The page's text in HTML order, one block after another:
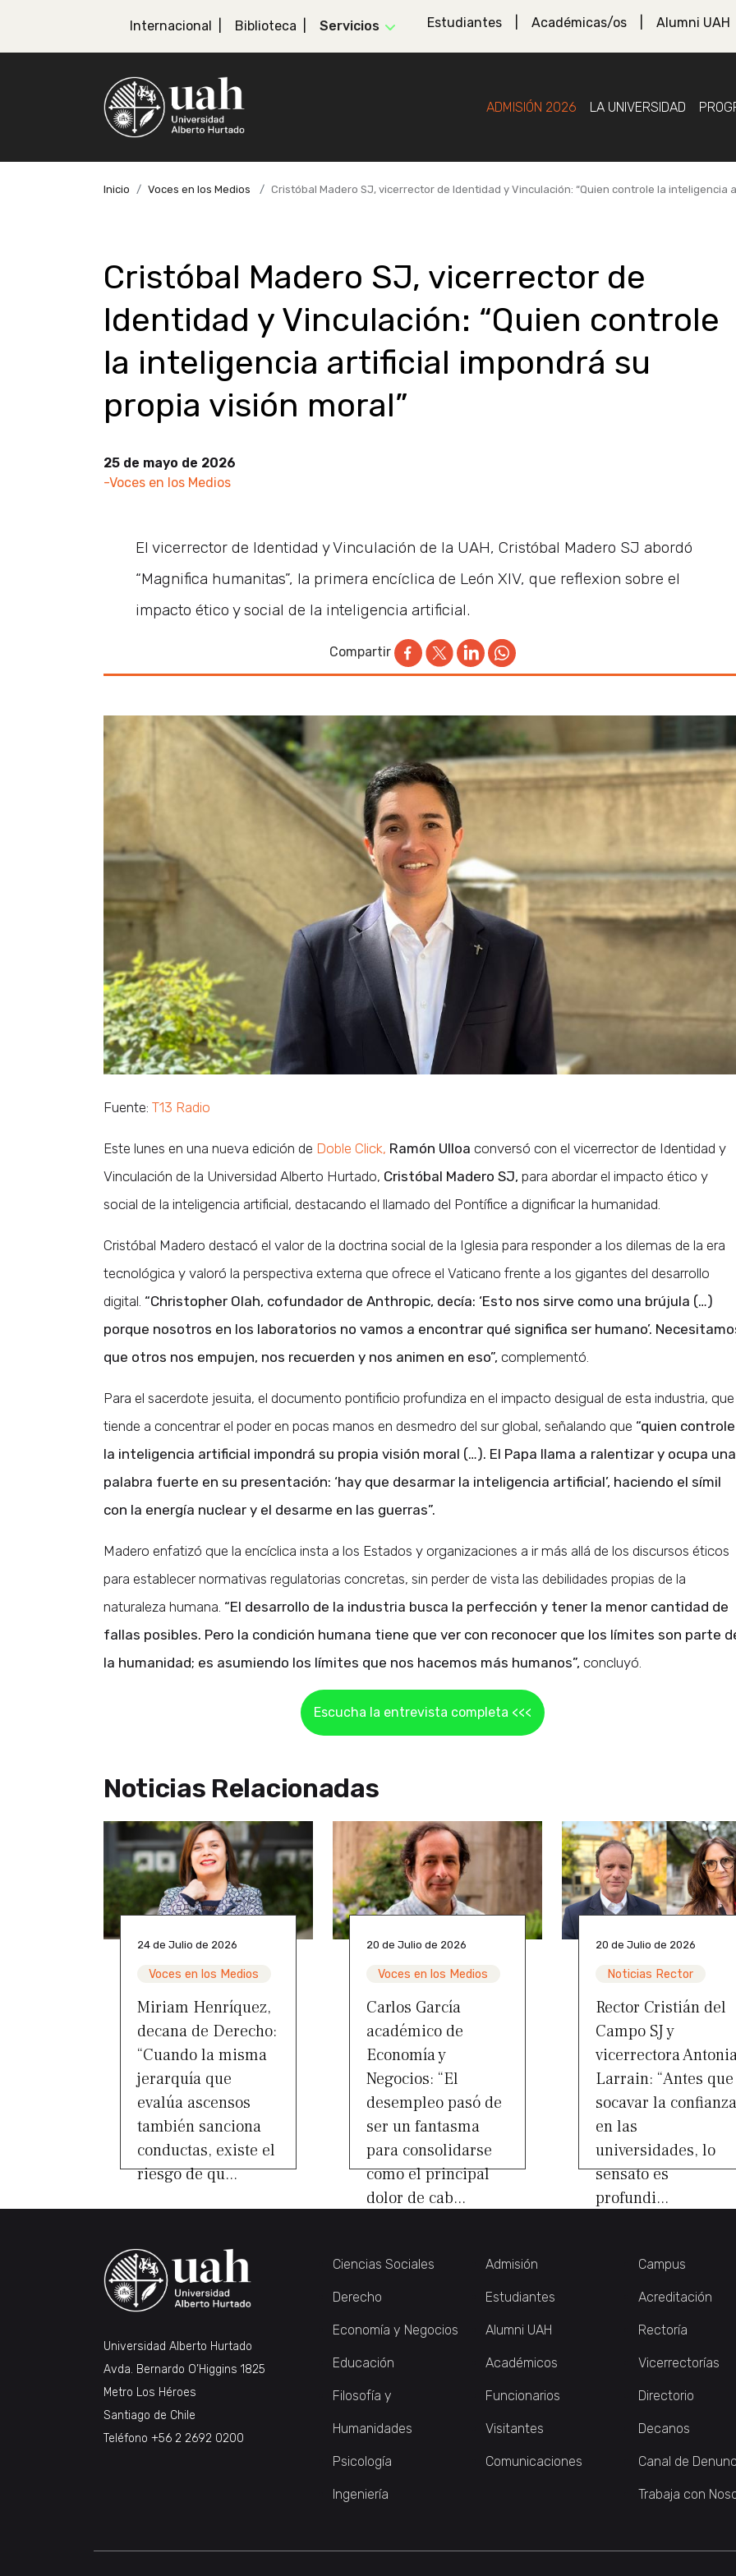
Internacional Biblioteca Servicios Estudiantes Académicas/os Alumni UAH
ADMISIÓN 2026 LA UNIVERSIDAD
Inicio Voces en los Medios Cristóbal Madero SJ, vicerrector de Identidad y Vinculación: “Quien controle la inteligencia
Cristóbal Madero SJ, vicerrector de
Identidad y Vinculación: “Quien controle
la inteligencia artificial impondrá su
propia visión moral”
25 de mayo de 2026
-Voces en los Medios
El vicerrector de Identidad y Vinculación de la UAH, Cristóbal Madero SJ abordó
“Magnifica humanitas”, la primera encíclica de León XIV, que reflexion sobre el
impacto ético y social de la inteligencia artificial.
Compartir
Fuente: T13 Radio
Este lunes en una nueva edición de Doble Click, Ramón Ulloa conversó con el vicerrector de Identidad y
Vinculación de la Universidad Alberto Hurtado, Cristóbal Madero SJ, para abordar el impacto ético y
social de la inteligencia artificial, destacando el llamado del Pontífice a dignificar la humanidad.
Cristóbal Madero destacó el valor de la doctrina social de la Iglesia para responder a los dilemas de la era
tecnológica y valoró la perspectiva externa que ofrece el Vaticano frente a los gigantes del desarrollo
digital. “Christopher Olah, cofundador de Anthropic, decía: ‘Esto nos sirve como una brújula (…)
porque nosotros en los laboratorios no vamos a encontrar qué significa ser humano’.
que otros nos empujen, nos recuerden y nos animen en eso”, complementó.
Para el sacerdote jesuita, el documento pontificio profundiza en el impacto desigual de esta industria, que
tiende a concentrar el poder en pocas manos en desmedro del sur global, señalando que “quien controle
la inteligencia artificial impondrá su propia visión moral (…). El Papa llama a ralentizar y ocupa una
palabra fuerte en su presentación: ‘hay que desarmar la inteligencia artificial’, haciendo el símil
con la energía nuclear y el desarme en las guerras”.
Madero enfatizó que la encíclica insta a los Estados y organizaciones a ir más allá de los discursos éticos
para establecer normativas regulatorias concretas, sin perder de vista las debilidades propias de la
naturaleza humana. “El desarrollo de la industria busca la perfección y tener la menor cantidad de
fallas posibles. Pero la condición humana tiene que ver con reconocer que los límites son parte
la humanidad; es asumiendo los límites que nos hacemos más humanos”, concluyó.
Escucha la entrevista completa <<<
Noticias Relacionadas
24 de Julio de 2026
Voces en los Medios
Miriam Henríquez,
decana de Derecho:
“Cuando la misma
jerarquía que
evalúa ascensos
también sanciona
conductas, existe el
riesgo de qu...
20 de Julio de 2026
Voces en los Medios
Carlos García
académico de
Economía y
Negocios: “El
desempleo pasó de
ser un fantasma
para consolidarse
como el principal
dolor de cab...
20 de Julio de 2026
Noticias Rector
Rector Cristián del
Campo SJ y
vicerrectora
Larrain: “Antes que
socavar la confianza
en las
universidades, lo
sensato es
profundi...
Universidad Alberto Hurtado
Avda. Bernardo O’Higgins 1825
Metro Los Héroes
Santiago de Chile
Teléfono +56 2 2692 0200
Ciencias Sociales
Derecho
Economía y Negocios
Educación
Filosofía y
Humanidades
Psicología
Ingeniería
Admisión
Estudiantes
Alumni UAH
Académicos
Funcionarios
Visitantes
Comunicaciones
Campus
Acreditación
Rectoría
Vicerrectorías
Directorio
Decanos
Canal de
Trabaja con